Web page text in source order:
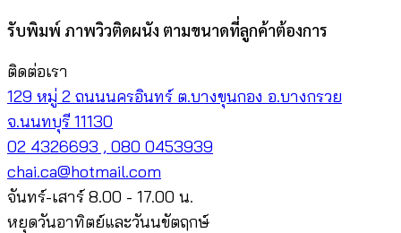
รับพิมพ์ ภาพวิวติดผนัง ตามขนาดที่ลูกค้าต้องการ
ติดต่อเรา
129 หมู่ 2 ถนนนครอินทร์ ต.บางขุนกอง อ.บางกรวย
จ.นนทบุรี 11130
02 4326693 , 080 0453939
chai.ca@hotmail.com
จันทร์-เสาร์ 8.00 - 17.00 น.
หยุดวันอาทิตย์และวันนขัตฤกษ์